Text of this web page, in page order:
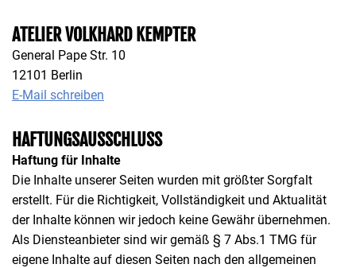
Kontakt.
ATELIER VOLKHARD KEMPTER
General Pape Str. 10
12101 Berlin
E-Mail schreiben
HAFTUNGSAUSSCHLUSS
Haftung für Inhalte
Die Inhalte unserer Seiten wurden mit größter Sorgfalt
erstellt. Für die Richtigkeit, Vollständigkeit und Aktualität
der Inhalte können wir jedoch keine Gewähr übernehmen.
Als Diensteanbieter sind wir gemäß § 7 Abs.1 TMG für
eigene Inhalte auf diesen Seiten nach den allgemeinen